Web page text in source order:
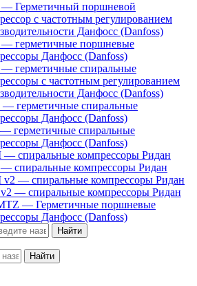
Герметичный поршневой
с частотным регулированием
Данфосс (Danfoss)
герметичные поршневые
Данфосс (Danfoss)
герметичные спиральные
с частотным регулированием
Данфосс (Danfoss)
герметичные спиральные
Данфосс (Danfoss)
герметичные спиральные
Данфосс (Danfoss)
— спиральные компрессоры Ридан
спиральные компрессоры Ридан
v2 — спиральные компрессоры Ридан
— спиральные компрессоры Ридан
— Герметичные поршневые
Данфосс (Danfoss)
Найти
Найти